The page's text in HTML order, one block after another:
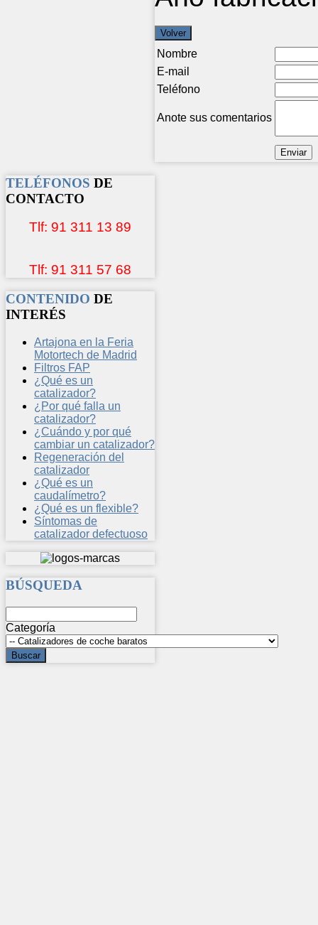
Nombre
E-mail
Teléfono
Anote sus comentarios
TELÉFONOS DE
CONTACTO
Tlf: 91 311 13 89
Tlf: 91 311 57 68
CONTENIDO DE
INTERÉS
Artajona en la Feria
Motortech de Madrid
Filtros FAP
¿Qué es un
catalizador?
¿Por qué falla un
catalizador?
¿Cuándo y por qué
cambiar un catalizador?
Regeneración del
catalizador
¿Qué es un
caudalímetro?
¿Qué es un flexible?
Síntomas de
catalizador defectuoso
BÚSQUEDA
Categoría